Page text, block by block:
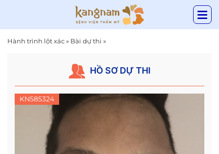
Hành trình lột xác» Bài dự thi »
HỒ SƠ DỰ THI
KN585324